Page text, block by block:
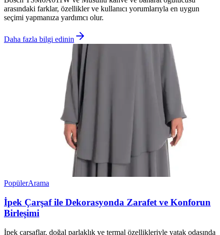
arasındaki farklar, özellikler ve kullanıcı yorumlarıyla en uygun
seçimi yapmanıza yardımcı olur.
Daha fazla bilgi edinin
PopülerArama
İpek Çarşaf ile Dekorasyonda Zarafet ve Konforun
Birleşimi
İpek çarşaflar, doğal parlaklık ve termal özellikleriyle yatak odasında